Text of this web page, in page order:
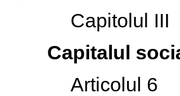
Capitolul III
Capitalul
Articolul 6